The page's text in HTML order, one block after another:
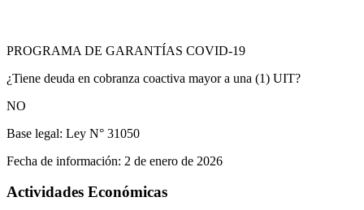
PROGRAMA DE GARANTÍAS COVID-19
¿Tiene deuda en cobranza coactiva mayor a una (1) UIT?
NO
Base legal: Ley N° 31050
Fecha de información: 2 de enero de 2026
Actividades Económicas